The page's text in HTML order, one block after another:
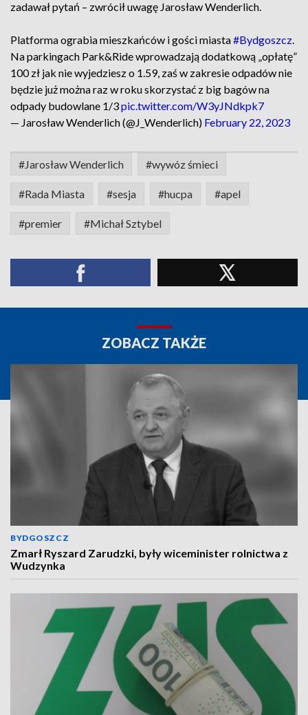
zadawał pytań – zwrócił uwagę Jarosław Wenderlich.
Platforma ograbia mieszkańców i gości miasta#Bydgoszcz.
Na parkingach Park&Ride wprowadzają dodatkową „opłatę”
100 zł jak nie wyjedziesz o 1.59, zaś w zakresie odpadów nie
będzie już można raz w roku skorzystać z big bagów na
odpady budowlane 1/3pic.twitter.com/W3yJNdkpk7
— Jarosław Wenderlich (@J_Wenderlich) February 22, 2023
#Jarosław Wenderlich #wywóz śmieci
#Rada Miasta #sesja #hucpa #apel
#premier #Michał Sztybel
ZOBACZ TAKŻE
BYDGOSZCZ
Zmarł Ryszard Zarudzki, były wiceminister rolnictwa z
Wudzynka